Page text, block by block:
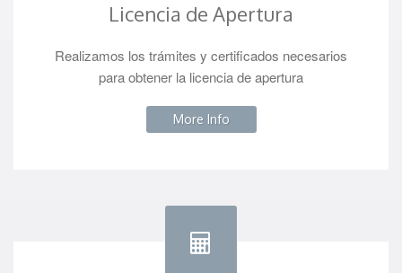
Licencia de Apertura
Realizamos los trámites y certificados necesarios
para obtener la licencia de apertura
More Info